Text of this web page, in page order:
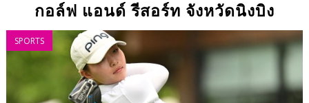
กอล์ฟ แอนด์ รีสอร์ท จังหวัดนิงบิง
SPORTS